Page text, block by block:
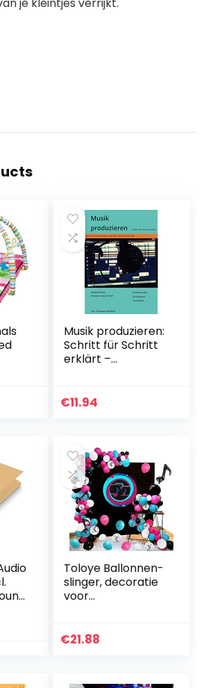
je kleintjes verrijkt.
Musik produzieren:
Schritt für Schritt
erklärt –
Profi – Homestudio
€11.94
Toloye Ballonnen-
slinger, decoratie
voor
blauw, zwart, wit,
€21.88